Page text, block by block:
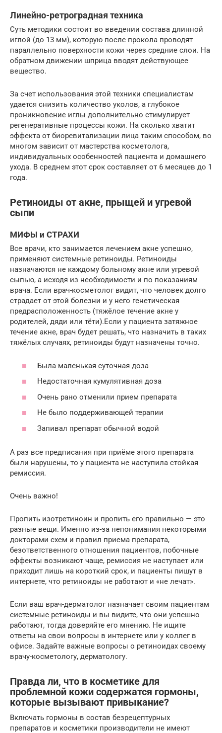
Линейно-ретроградная техника
Суть методики состоит во введении состава длинной
иглой (до 13 мм), которую после прокола проводят
параллельно поверхности кожи через средние слои. На
обратном движении шприца вводят действующее
вещество.
За счет использования этой техники специалистам
удается снизить количество уколов, а глубокое
проникновение иглы дополнительно стимулирует
регенеративные процессы кожи. На сколько хватит
эффекта от биоревитализации лица таким способом, во
многом зависит от мастерства косметолога,
индивидуальных особенностей пациента и домашнего
ухода. В среднем этот срок составляет от 6 месяцев до 1
года.
Ретиноиды от акне, прыщей и угревой
сыпи
МИФЫ и СТРАХИ
Все врачи, кто занимается лечением акне успешно,
применяют системные ретиноиды. Ретиноиды
назначаются не каждому больному акне или угревой
сыпью, а исходя из необходимости и по показаниям
врача. Если врач-косметолог видит, что человек долго
страдает от этой болезни и у него генетическая
предрасположенность (тяжёлое течение акне у
родителей, дяди или тёти).Если у пациента затяжное
течение акне, врач будет решать, что назначить в таких
тяжёлых случаях, ретиноиды будут назначены точно.
Была маленькая суточная доза
Недостаточная кумулятивная доза
Очень рано отменили прием препарата
Не было поддерживающей терапии
Запивал препарат обычной водой
А раз все предписания при приёме этого препарата
были нарушены, то у пациента не наступила стойкая
ремиссия.
Очень важно!
Пропить изотретиноин и пропить его правильно — это
разные вещи. Именно из-за непонимания некоторыми
докторами схем и правил приема препарата,
безответственного отношения пациентов, побочные
эффекты возникают чаще, ремиссия не наступает или
приходит лишь на короткий срок, и пациенты пишут в
интернете, что ретиноиды не работают и «не лечат».
Если ваш врач-дерматолог назначает своим пациентам
системные ретиноиды и вы видите, что они успешно
работают, тогда доверяйте его мнению. Не ищите
ответы на свои вопросы в интернете или у коллег в
офисе. Задайте важные вопросы о ретиноидах своему
врачу-косметологу, дерматологу.
Правда ли, что в косметике для
проблемной кожи содержатся гормоны,
которые вызывают привыкание?
Включать гормоны в состав безрецептурных
препаратов и косметики производители не имеют